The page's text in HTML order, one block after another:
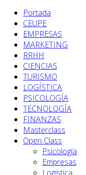
Portada
CEUPE
EMPRESAS
MARKETING
RRHH
CIENCIAS
TURISMO
LOGÍSTICA
PSICOLOGÍA
TECNOLOGÍA
FINANZAS
Masterclass
Open Class
Psicología
Empresas
Logística